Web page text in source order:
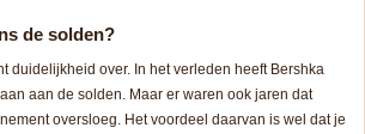
de solden?
duidelijkheid over. In het verleden heeft Bershka
aan de solden. Maar er waren ook jaren dat
oversloeg. Het voordeel daarvan is wel dat je